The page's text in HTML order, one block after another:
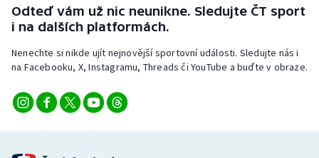
Odteď vám už nic neunikne. Sledujte ČT sport
i na dalších platformách.
Nenechte si nikde ujít nejnovější sportovní události. Sledujte nás i
na Facebooku, X, Instagramu, Threads či YouTube a buďte v obraze.